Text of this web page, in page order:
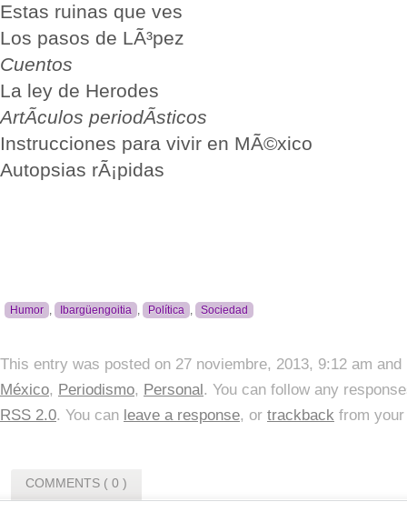
Estas ruinas que ves
Los pasos de LÃ³pez
Cuentos
La ley de Herodes
ArtÃ­culos periodÃ­sticos
Instrucciones para vivir en MÃ©xico
Autopsias rÃ¡pidas
Humor , Ibargüengoitia , Política , Sociedad
This entry was posted on 27 noviembre, 2013, 9:12 am
México, Periodismo, Personal . You can follow any
RSS 2.0. You can leave a response, or trackback from
COMMENTS ( 0 )